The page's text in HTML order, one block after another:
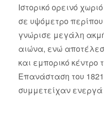
Ιστορικό ορεινό
σε υψόμετρο
γνώρισε μεγάλη
αιώνα, ενώ
και εμπορικό κέντρο
Επανάσταση του 1821,
συμμετείχαν